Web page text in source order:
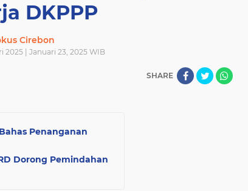
DKPPP
Cirebon
2025 | Januari 23, 2025 WIB
SHARE
Penanganan
Dorong Pemindahan